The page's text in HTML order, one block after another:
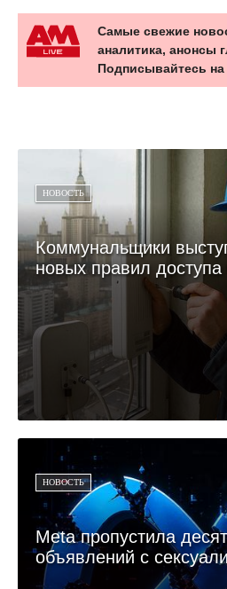
Самые свежие
аналитика, анонсы
Подписывайтесь на
НОВОСТЬ
Коммунальщики
новых правил
НОВОСТЬ
Meta пропустила
объявлений с